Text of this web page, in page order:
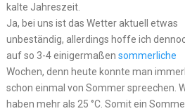
kalte Jahreszeit.
Ja, bei uns ist das Wetter aktuell etwas
unbeständig, allerdings hoffe ich
auf so 3-4 einigermaßen sommerliche
Wochen, denn heute konnte man
schon einmal von Sommer spreechen.
haben mehr als 25 °C. Somit ein